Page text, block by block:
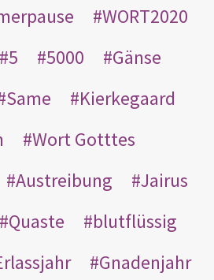
WORT2020
5 5000
Gänse
Same
Kierkegaard
Wort Gotttes
Austreibung
Jairus
Quaste
blutflüssig
Gnadenjahr